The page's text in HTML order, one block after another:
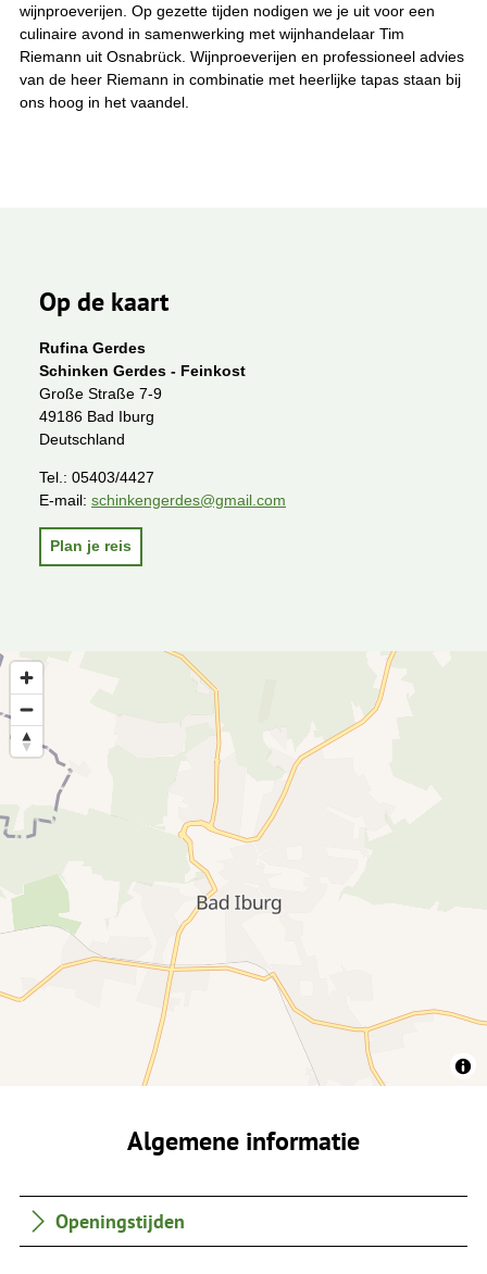
wijnproeverijen. Op gezette tijden nodigen we je uit voor een
culinaire avond in samenwerking met wijnhandelaar Tim
Riemann uit Osnabrück. Wijnproeverijen en professioneel advies
van de heer Riemann in combinatie met heerlijke tapas staan bij
ons hoog in het vaandel.
Op de kaart
Rufina Gerdes
Schinken Gerdes - Feinkost
Große Straße 7-9
49186 Bad Iburg
Deutschland
Tel.: 05403/4427
E-mail: schinkengerdes@gmail.com
Plan je reis
Algemene informatie
Openingstijden